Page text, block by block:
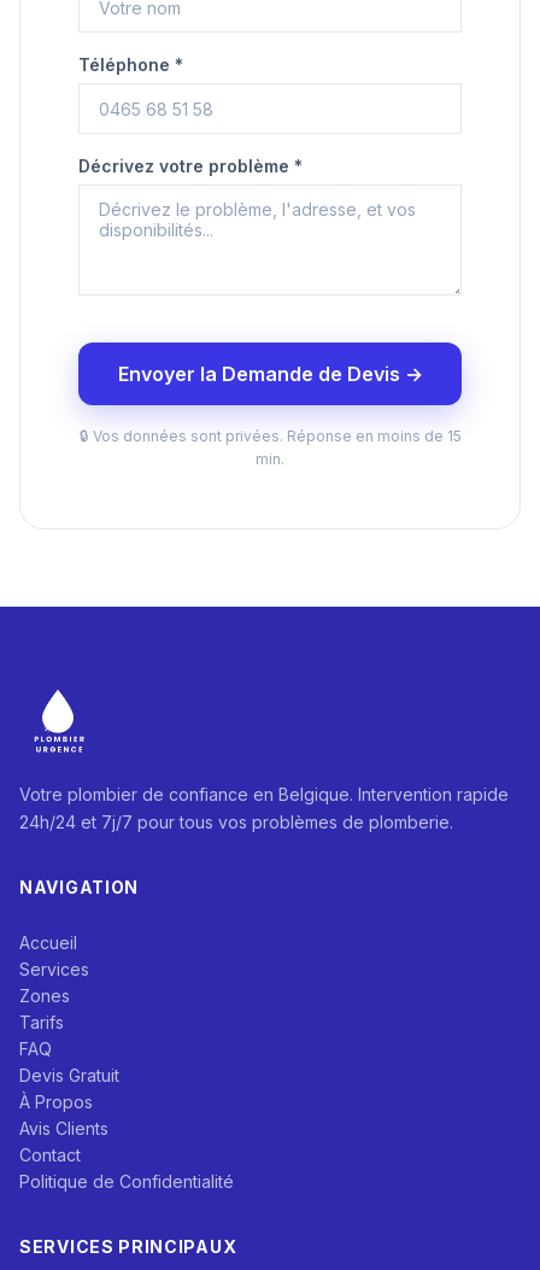
Téléphone *
Décrivez votre problème *
Envoyer la Demande de Devis →
🔒 Vos données sont privées. Réponse en moins de 15
min.
Votre plombier de confiance en Belgique. Intervention rapide
24h/24 et 7j/7 pour tous vos problèmes de plomberie.
NAVIGATION
Accueil
Services
Zones
Tarifs
FAQ
Devis Gratuit
À Propos
Avis Clients
Contact
Politique de Confidentialité
SERVICES PRINCIPAUX